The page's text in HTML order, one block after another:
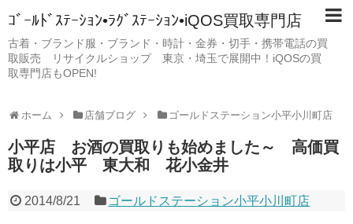
ｺﾞｰﾙﾄﾞｽﾃｰｼｮﾝ•ﾗｸﾞｽﾃｰｼｮﾝ•iQOS買取専門店
古着・ブランド服・ブランド・時計・金券・切手・携帯電話の買
取販売 リサイクルショップ 東京・埼玉で展開中！iQOSの買
取専門店もOPEN!
ホーム 店舗ブログ ゴールドステーション小平小川町店
小平店 お酒の買取りも始めました～ 高価買
取りは小平 東大和 花小金井
2014/8/21 ゴールドステーション小平小川町店